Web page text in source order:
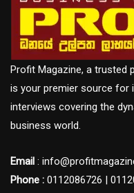
Profit Magazine, a trusted
is your premier source for
interviews covering the
business world.
Email :
Phone : 0112086726 |